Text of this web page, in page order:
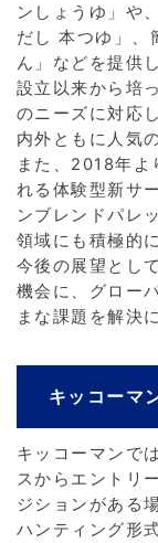
ンしょうゆ」や
だし 本つゆ」、
ん」などを提供
設立以来から培
のニーズに対応
内外ともに人気
また、2018年よ
れる体験型新サ
ンブレンドパレ
領域にも積極的
今後の展望とし
機会に、グロー
まな課題を解決
キッコーマ
キッコーマンで
スからエントリ
ジションがある
ハンティング形